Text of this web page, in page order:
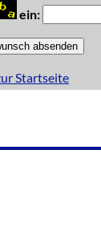
ein:
Startseite